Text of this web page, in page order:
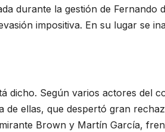
durante la gestión de
impositiva. En su lugar se
dicho. Según varios actores del
de ellas, que despertó gran
Brown y Martín García,